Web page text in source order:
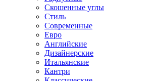
Скошенные углы
Стиль
Современные
Евро
Английские
Дизайнерские
Итальянские
Кантри